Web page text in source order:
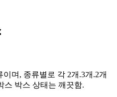
며, 종류별로 각 2개.3개.2개
스 박스 상태는 깨끗함.